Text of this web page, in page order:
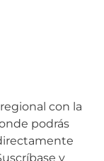
con la
podrás
y